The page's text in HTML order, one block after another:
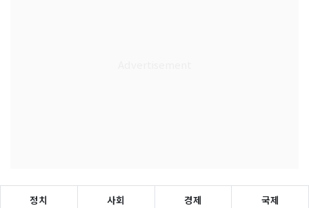
정치 사회 경제 국제